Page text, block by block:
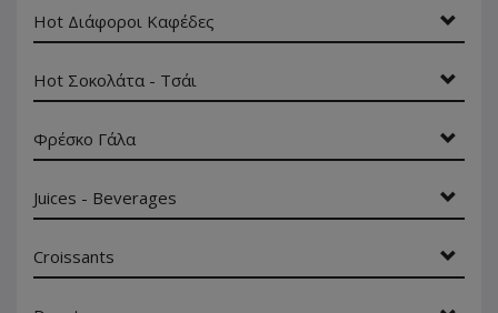
Hot Διάφοροι Καφέδες
Hot Σοκολάτα - Τσάι
Φρέσκο Γάλα
Juices - Beverages
Croissants